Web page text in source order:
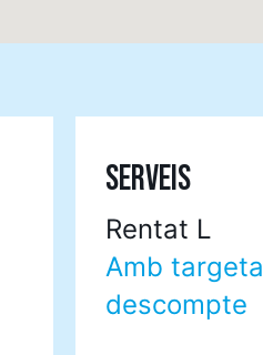
SERVEIS
Rentat L
Amb targeta
descompte